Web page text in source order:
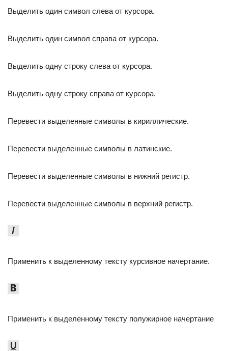
Выделить один символ слева от курсора.
Выделить один символ справа от курсора.
Выделить одну строку слева от курсора.
Выделить одну строку справа от курсора.
Перевести выделенные символы в кириллические.
Перевести выделенные символы в латинские.
Перевести выделенные символы в нижний регистр.
Перевести выделенные символы в верхний регистр.
Применить к выделенному тексту курсивное начертание.
Применить к выделенному тексту полужирное начертание